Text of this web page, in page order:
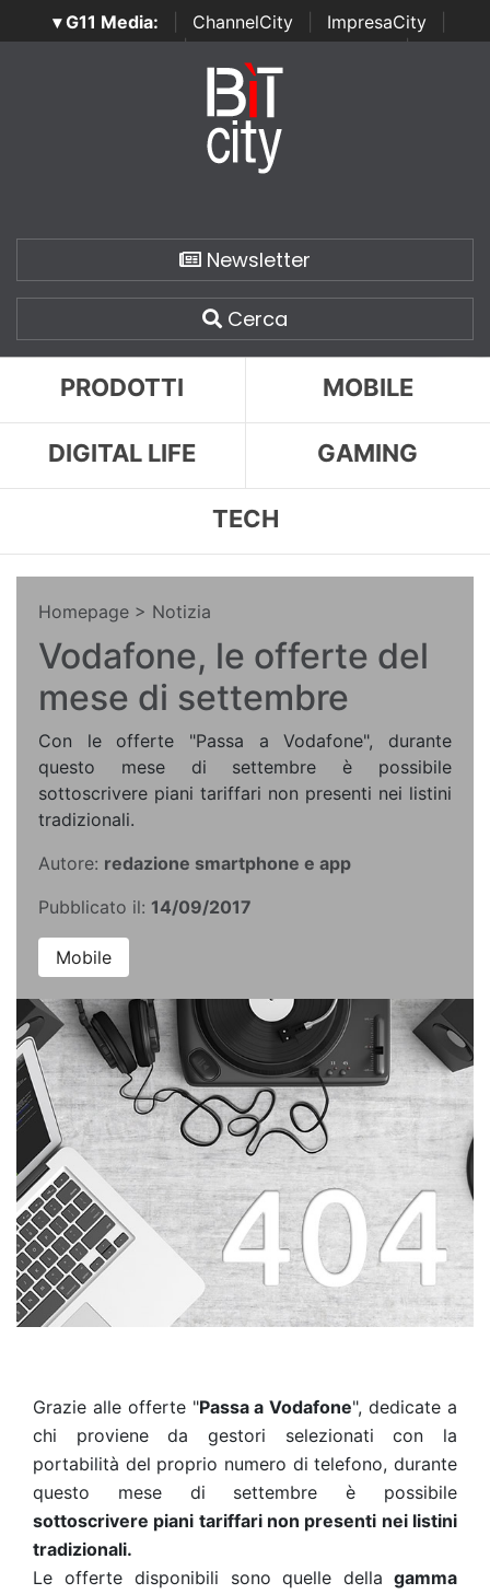
▾ G11 Media: ChannelCity ImpresaCity
SecurityOpenLab | Italian Channel Awards | Italian
Italian Security Awards
Newsletter
Cerca
PRODOTTI MOBILE
DIGITAL LIFE GAMING
TECH
Homepage > Notizia
Vodafone, le offerte del
mese di settembre
Con le offerte "Passa a Vodafone", durante
questo mese di settembre è possibile
sottoscrivere piani tariffari non presenti nei listini
tradizionali.
Autore: redazione smartphone e app
Pubblicato il: 14/09/2017
Mobile
Grazie alle offerte "Passa a Vodafone", dedicate a
chi proviene da gestori selezionati con la
portabilità del proprio numero di telefono, durante
questo mese di settembre è possibile
sottoscrivere piani tariffari non presenti nei listini
tradizionali.
Le offerte disponibili sono quelle della gamma